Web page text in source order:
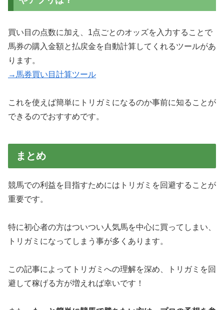
買い目の点数に加え、1点ごとのオッズを入力することで
馬券の購入金額と払戻金を自動計算してくれるツールがあ
ります。
→馬券買い目計算ツール
これを使えば簡単にトリガミになるのか事前に知ることが
できるのでおすすめです。
まとめ
競馬での利益を目指すためにはトリガミを回避することが
重要です。
特に初心者の方はついつい人気馬を中心に買ってしまい、
トリガミになってしまう事が多くあります。
この記事によってトリガミへの理解を深め、トリガミを回
避して稼げる方が増えれば幸いです！